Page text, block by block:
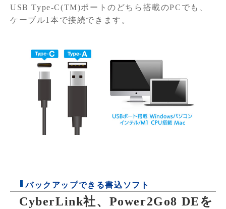
USB Type-C(TM)ポートのどちら搭載のPCでも、
ケーブル1本で接続できます。
バックアップできる書込ソフト
CyberLink社、Power2Go8 DEを